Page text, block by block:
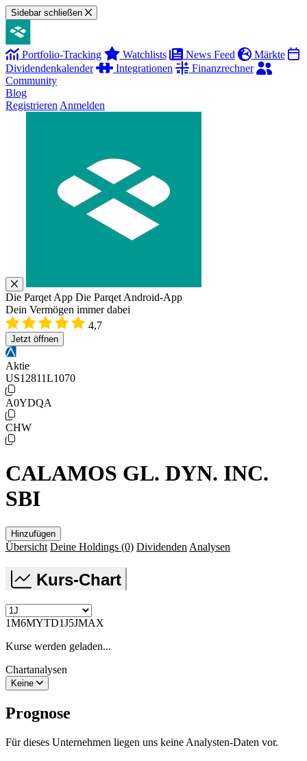
Sidebar schließen
Portfolio-Tracking Watchlists News Feed
Märkte
Dividendenkalender
Integrationen
Finanzrechner
Community
Blog
Registrieren Anmelden
Die Parqet App Die Parqet Android-App
Dein Vermögen immer dabei
4,7
Jetzt öffnen
Aktie
US12811L1070
A0YDQA
CHW
CALAMOS GL. DYN. INC.
SBI
Hinzufügen
Übersicht Deine Holdings (0) Dividenden Analysen
Kurs-Chart
1M6MYTD1J5JMAX
Kurse werden geladen...
Chartanalysen
Keine
Prognose
Für dieses Unternehmen liegen uns keine Analysten-Daten vor.